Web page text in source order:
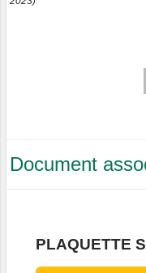
Document
PLAQUETTE